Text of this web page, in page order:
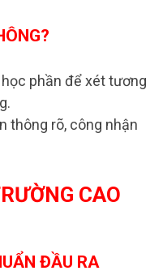
phần để xét tương
thông rõ, công nhận
CAO
ĐẦU RA